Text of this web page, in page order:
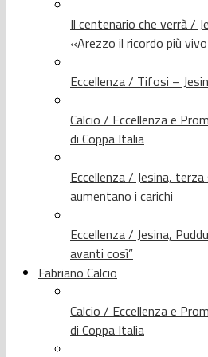
Il centenario che verrà /
«Arezzo il ricordo più
Eccellenza / Tifosi –
Calcio / Eccellenza e
di Coppa Italia
Eccellenza / Jesina,
aumentano i carichi
Eccellenza / Jesina,
avanti così”
Fabriano Calcio
Calcio / Eccellenza e
di Coppa Italia